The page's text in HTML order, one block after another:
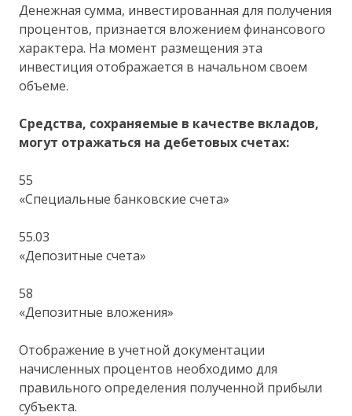
Денежная сумма, инвестированная для получения
процентов, признается вложением финансового
характера. На момент размещения эта
инвестиция отображается в начальном своем
объеме.
Средства, сохраняемые в качестве вкладов,
могут отражаться на дебетовых счетах:
55
«Специальные банковские счета»
55.03
«Депозитные счета»
58
«Депозитные вложения»
Отображение в учетной документации
начисленных процентов необходимо для
правильного определения полученной прибыли
субъекта.